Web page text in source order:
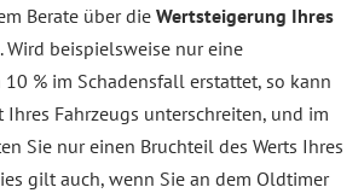
Berate über die Wertsteigerung Ihres
Wird beispielsweise nur eine
% im Schadensfall erstattet, so kann
Ihres Fahrzeugs unterschreiten, und im
Sie nur einen Bruchteil des Werts Ihres
gilt auch, wenn Sie an dem Oldtimer